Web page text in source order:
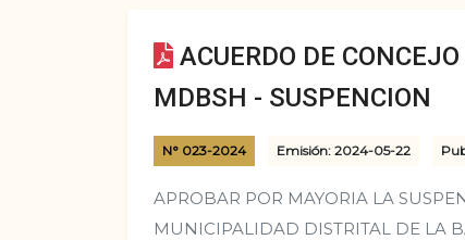
ACUERDO DE
MDBSH - SUSPENCION
N° 023-2024 Emisión: 2024-05-22
APROBAR POR MAYORIA LA
MUNICIPALIDAD DISTRITAL DE LA